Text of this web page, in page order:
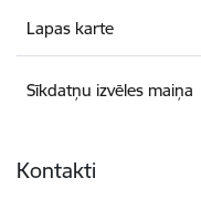
Lapas karte
Sīkdatņu izvēles maiņa
Kontakti